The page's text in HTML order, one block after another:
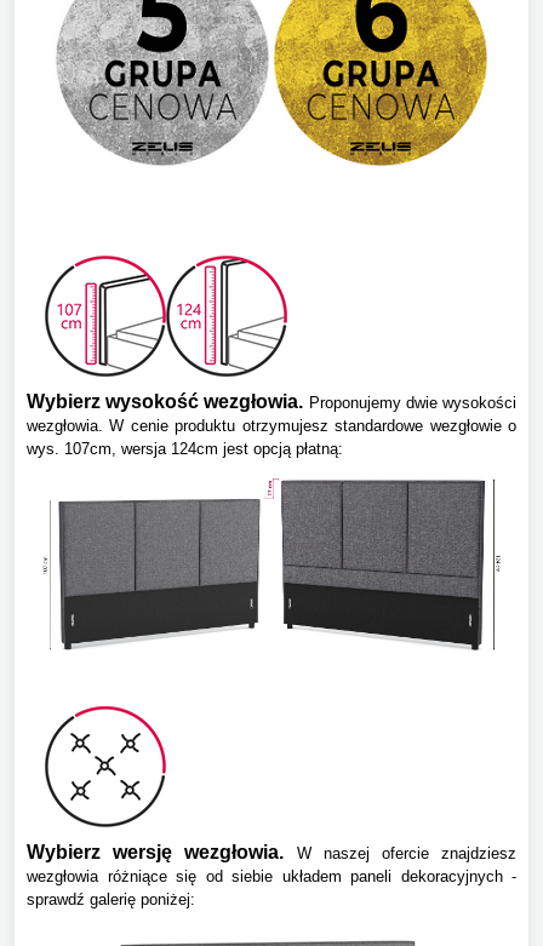
Wybierz wysokość wezgłowia. Proponujemy dwie wysokości
wezgłowia. W cenie produktu otrzymujesz standardowe wezgłowie o
wys. 107cm, wersja 124cm jest opcją płatną:
Wybierz wersję wezgłowia.
W naszej ofercie znajdziesz
wezgłowia różniące się od siebie układem paneli dekoracyjnych -
sprawdź galerię poniżej: